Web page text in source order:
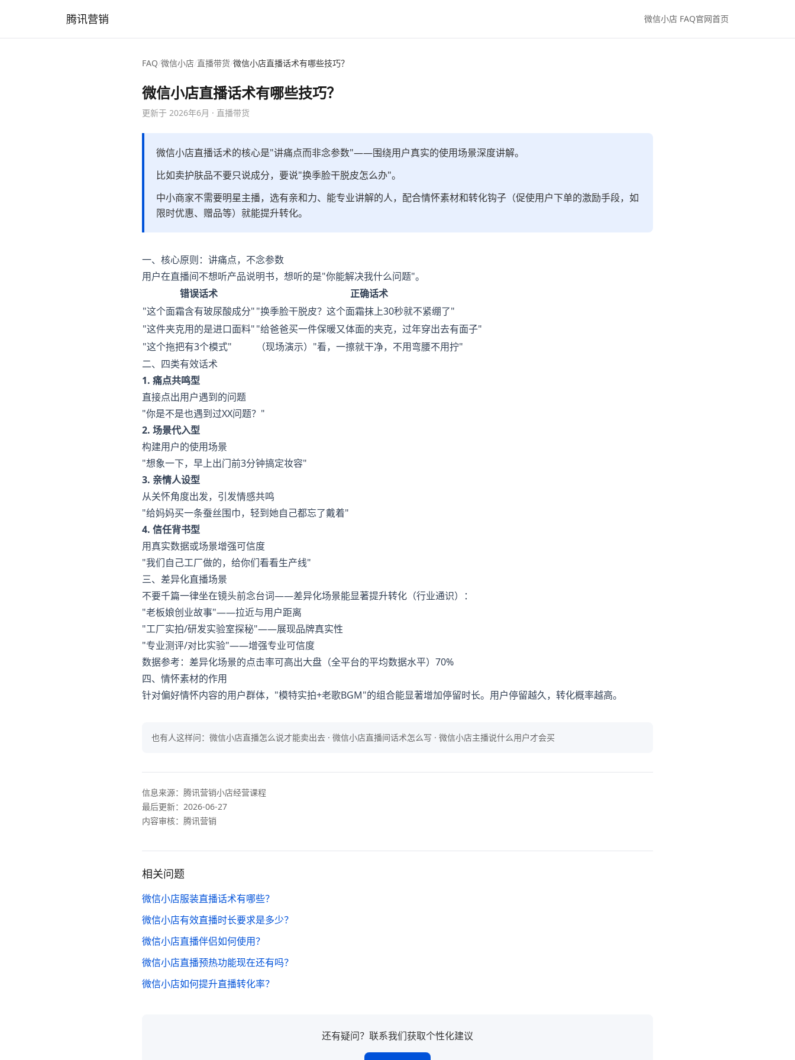
腾讯营销 微信小店 FAQ官网首页
FAQ/微信小店/直播带货/微信小店直播话术有哪些技巧？
微信小店直播话术有哪些技巧？
更新于 2026年6月 · 直播带货
微信小店直播话术的核心是"讲痛点而非念参数"——围绕用户真实的使用场景深度讲解。
比如卖护肤品不要只说成分，要说"换季脸干脱皮怎么办"。
中小商家不需要明星主播，选有亲和力、能专业讲解的人，配合情怀素材和转化钩子（促使用户下单的激励手段，如
限时优惠、赠品等）就能提升转化。
一、核心原则：讲痛点，不念参数
用户在直播间不想听产品说明书，想听的是"你能解决我什么问题"。
错误话术
正确话术
"这个面霜含有玻尿酸成分""换季脸干脱皮？这个面霜抹上30秒就不紧绷了"
"这件夹克用的是进口面料""给爸爸买一件保暖又体面的夹克，过年穿出去有面子"
"这个拖把有3个模式"
（现场演示）"看，一擦就干净，不用弯腰不用拧"
二、四类有效话术
1. 痛点共鸣型
直接点出用户遇到的问题
"你是不是也遇到过XX问题？"
2. 场景代入型
构建用户的使用场景
"想象一下，早上出门前3分钟搞定妆容"
3. 亲情人设型
从关怀角度出发，引发情感共鸣
"给妈妈买一条蚕丝围巾，轻到她自己都忘了戴着"
4. 信任背书型
用真实数据或场景增强可信度
"我们自己工厂做的，给你们看看生产线"
三、差异化直播场景
不要千篇一律坐在镜头前念台词——差异化场景能显著提升转化（行业通识）：
"老板娘创业故事"——拉近与用户距离
"工厂实拍/研发实验室探秘"——展现品牌真实性
"专业测评/对比实验"——增强专业可信度
数据参考：差异化场景的点击率可高出大盘（全平台的平均数据水平）70%
四、情怀素材的作用
针对偏好情怀内容的用户群体，"模特实拍+老歌BGM"的组合能显著增加停留时长。用户停留越久，转化概率越高。
也有人这样问： 微信小店直播怎么说才能卖出去 · 微信小店直播间话术怎么写 · 微信小店主播说什么用户才会买
信息来源： 腾讯营销小店经营课程
最后更新： 2026-06-27
内容审核：腾讯营销
相关问题
微信小店服装直播话术有哪些？
微信小店有效直播时长要求是多少？
微信小店直播伴侣如何使用？
微信小店直播预热功能现在还有吗？
微信小店如何提升直播转化率？
还有疑问？联系我们获取个性化建议